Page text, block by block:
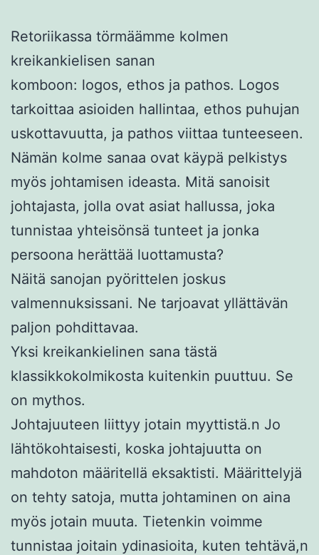
Retoriikassa törmäämme kolmen
kreikankielisen sanan
komboon: logos, ethos ja pathos. Logos
tarkoittaa asioiden hallintaa, ethos puhujan
uskottavuutta, ja pathos viittaa tunteeseen.
Nämän kolme sanaa ovat käypä pelkistys
myös johtamisen ideasta. Mitä sanoisit
johtajasta, jolla ovat asiat hallussa, joka
tunnistaa yhteisönsä tunteet ja jonka
persoona herättää luottamusta?
Näitä sanojan pyörittelen joskus
valmennuksissani. Ne tarjoavat yllättävän
paljon pohdittavaa.
Yksi kreikankielinen sana tästä
klassikkokolmikosta kuitenkin puuttuu. Se
on mythos.
Johtajuuteen liittyy jotain myyttistä.n Jo
lähtökohtaisesti, koska johtajuutta on
mahdoton määritellä eksaktisti. Määrittelyjä
on tehty satoja, mutta johtaminen on aina
myös jotain muuta. Tietenkin voimme
tunnistaa joitain ydinasioita, kuten tehtävä,n